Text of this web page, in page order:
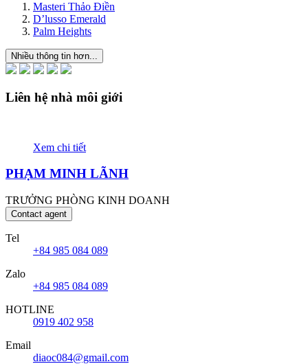
Masteri Thảo Điền
D’lusso Emerald
Palm Heights
Nhiều thông tin hơn...
Liên hệ nhà môi giới
Xem chi tiết
PHẠM MINH LÃNH
TRƯỞNG PHÒNG KINH DOANH
Contact agent
Tel
+84 985 084 089
Zalo
+84 985 084 089
HOTLINE
0919 402 958
Email
diaoc084@gmail.com